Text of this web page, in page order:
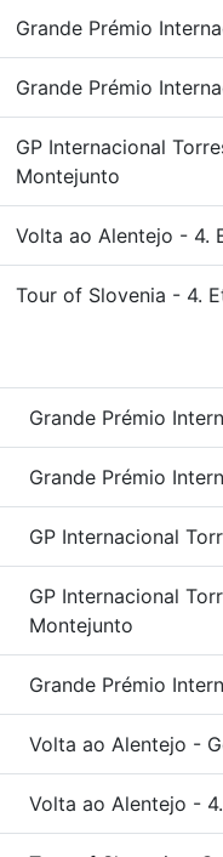
Grande Prémio
Grande Prémio
GP Internacional
Montejunto
Volta ao Alentejo - 4.
Tour of Slovenia - 4.
Grande Prémio
Grande Prémio
GP Internacional
GP Internacional
Montejunto
Grande Prémio
Volta ao Alentejo -
Volta ao Alentejo -